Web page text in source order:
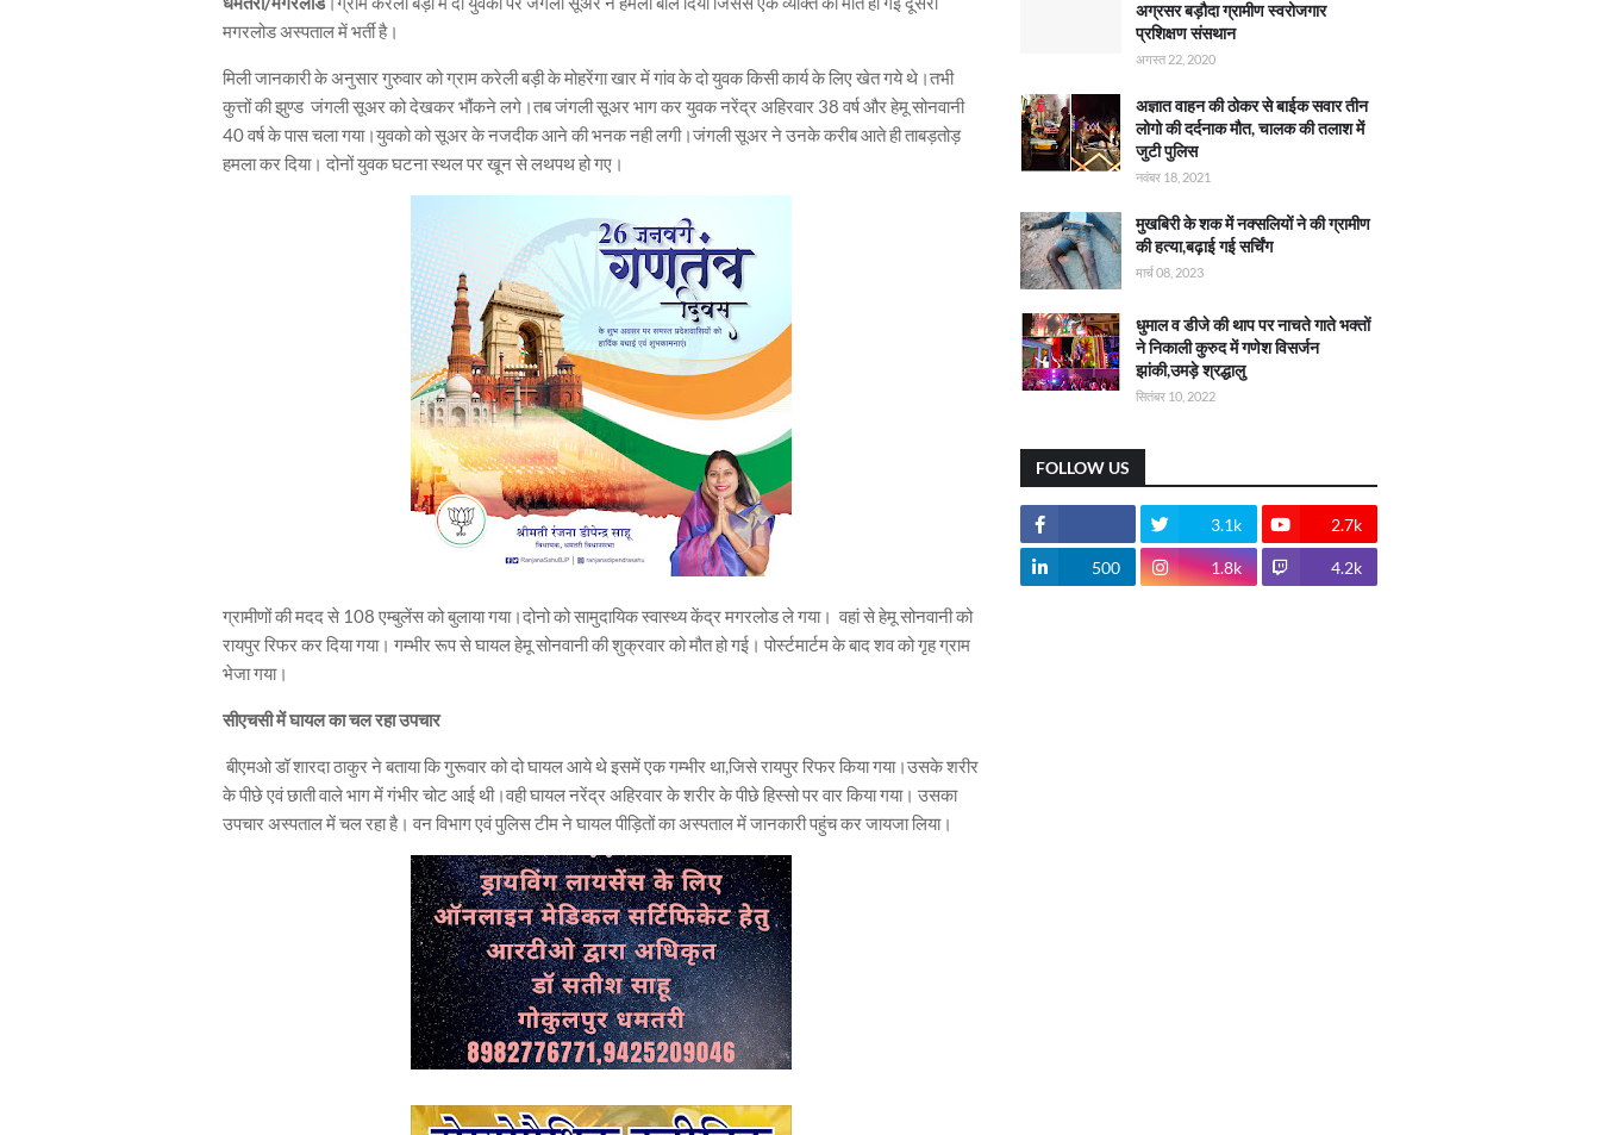
मगरलोड अस्पताल में भर्ती है।
मिली जानकारी के अनुसार गुरुवार को ग्राम करेली बड़ी के मोहरेंगा खार में गांव के दो युवक किसी कार्य के लिए खेत गये थे।तभी
कुत्तों की झुण्ड जंगली सूअर को देखकर भौंकने लगे।तब जंगली सूअर भाग कर युवक नरेंद्र अहिरवार 38 वर्ष और हेमू सोनवानी
40 वर्ष के पास चला गया।युवको को सूअर के नजदीक आने की भनक नही लगी।जंगली सूअर ने उनके करीब आते ही ताबड़तोड़
हमला कर दिया। दोनों युवक घटना स्थल पर खून से लथपथ हो गए।
ग्रामीणों की मदद से 108 एम्बुलेंस को बुलाया गया।दोनो को सामुदायिक स्वास्थ्य केंद्र मगरलोड ले गया। वहां से हेमू सोनवानी को
रायपुर रिफर कर दिया गया। गम्भीर रूप से घायल हेमू सोनवानी की शुक्रवार को मौत हो गई। पोर्स्टमार्टम के बाद शव को गृह ग्राम
भेजा गया।
सीएचसी में घायल का चल रहा उपचार
बीएमओ डॉ शारदा ठाकुर ने बताया कि गुरूवार को दो घायल आये थे इसमें एक गम्भीर था,जिसे रायपुर रिफर किया गया।उसके शरीर
के पीछे एवं छाती वाले भाग में गंभीर चोट आई थी।वही घायल नरेंद्र अहिरवार के शरीर के पीछे हिस्सो पर वार किया गया। उसका
उपचार अस्पताल में चल रहा है। वन विभाग एवं पुलिस टीम ने घायल पीड़ितों का अस्पताल में जानकारी पहुंच कर जायजा लिया।
अग्रसर बड़ौदा ग्रामीण स्वरोजगार
प्रशिक्षण संसथान
अगस्त 22, 2020
अज्ञात वाहन की ठोकर से बाईक सवार तीन
लोगो की दर्दनाक मौत, चालक की तलाश में
जुटी पुलिस
नवंबर 18, 2021
मुखबिरी के शक में नक्सलियों ने की ग्रामीण
की हत्या,बढ़ाई गई सर्चिंग
मार्च 08, 2023
धुमाल व डीजे की थाप पर नाचते गाते भक्तों
ने निकाली कुरुद में गणेश विसर्जन
झांकी,उमड़े श्रद्धालु
सितंबर 10, 2022
FOLLOW US
3.1k 2.7k
500 1.8k 4.2k